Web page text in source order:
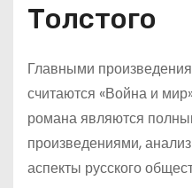
Толстого
Главными
считаются «Война и
романа являются
произведениями,
аспекты русского